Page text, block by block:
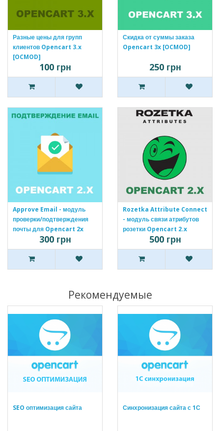
Разные цены для групп
клиентов Opencart 3.x
[OCMOD]
100 грн
Скидка от суммы заказа
Opencart 3x [OCMOD]
250 грн
Approve Email - модуль
проверки/подтверждения
почты для Opencart 2x
[OCMOD]300 грн
Rozetka Attribute Connect
- модуль связи атрибутов
розетки Opencart 2.x
[OCMOD]500 грн
Рекомендуемые
SEO оптимизация сайта Синхронизация сайта с 1С